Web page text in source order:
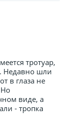
тротуар,
Недавно шли
в глаза не
Но
виде, а
- тропка